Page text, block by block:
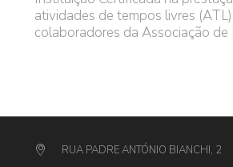
atividades de tempos livres
colaboradores da Associação
RUA PADRE ANTÓNIO BIANCHI, 2